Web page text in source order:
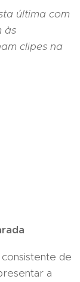
última com
às
clipes na
de
a